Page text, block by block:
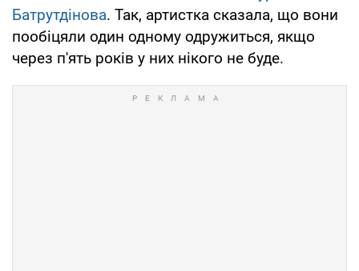
Батрутдінова. Так, артистка сказала, що вони
пообіцяли один одному одружиться, якщо
через п'ять років у них нікого не буде.